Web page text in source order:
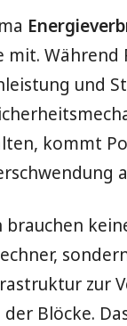
mit.
und
kommt
brauchen
zur
Blöcke.